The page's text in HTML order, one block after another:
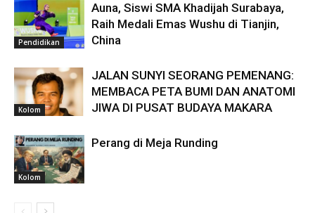
Pendidikan
Auna, Siswi SMA Khadijah Surabaya,
Raih Medali Emas Wushu di Tianjin,
China
Kolom
JALAN SUNYI SEORANG PEMENANG:
MEMBACA PETA BUMI DAN ANATOMI
JIWA DI PUSAT BUDAYA MAKARA
Kolom
Perang di Meja Runding